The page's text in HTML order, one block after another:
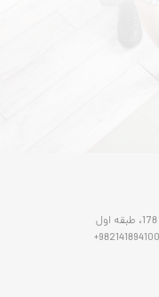
+982141894100